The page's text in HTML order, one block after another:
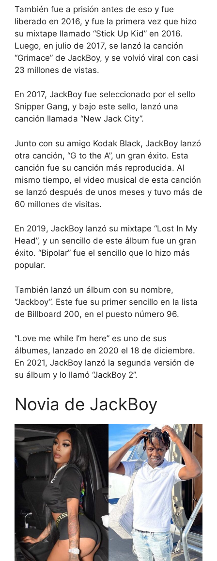
También fue a prisión antes de eso y fue
liberado en 2016, y fue la primera vez que hizo
su mixtape llamado “Stick Up Kid” en 2016.
Luego, en julio de 2017, se lanzó la canción
“Grimace” de JackBoy, y se volvió viral con casi
23 millones de vistas.
En 2017, JackBoy fue seleccionado por el sello
Snipper Gang, y bajo este sello, lanzó una
canción llamada “New Jack City”.
Junto con su amigo Kodak Black, JackBoy lanzó
otra canción, “G to the A”, un gran éxito. Esta
canción fue su canción más reproducida. Al
mismo tiempo, el video musical de esta canción
se lanzó después de unos meses y tuvo más de
60 millones de visitas.
En 2019, JackBoy lanzó su mixtape “Lost In My
Head”, y un sencillo de este álbum fue un gran
éxito. “Bipolar” fue el sencillo que lo hizo más
popular.
También lanzó un álbum con su nombre,
“Jackboy”. Este fue su primer sencillo en la lista
de Billboard 200, en el puesto número 96.
“Love me while I’m here” es uno de sus
álbumes, lanzado en 2020 el 18 de diciembre.
En 2021, JackBoy lanzó la segunda versión de
su álbum y lo llamó “JackBoy 2”.
Novia de JackBoy